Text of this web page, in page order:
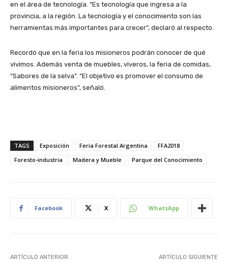
en el área de tecnología. “Es tecnología que ingresa a la
provincia, a la región. La tecnología y el conocimiento son las
herramientas más importantes para crecer”, declaró al respecto.
Recordó que en la feria los misioneros podrán conocer de qué
vivimos. Además venta de muebles, viveros, la feria de comidas,
“Sabores de la selva”. “El objetivo es promover el consumo de
alimentos misioneros”, señaló.
TAGS Exposición Feria Forestal Argentina
FFA2018
Foresto-industria
Madera y Mueble Parque del Conocimiento
Facebook X WhatsApp
ARTÍCULO ANTERIOR ARTÍCULO SIGUIENTE